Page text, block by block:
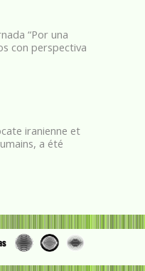
“Por una
con perspectiva
iranienne et
a été